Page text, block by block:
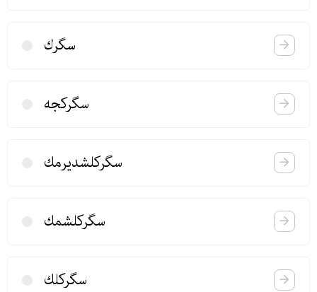
سگرك
سگركجه
سگركلشدیرمك
سگركلشمك
سگركلك